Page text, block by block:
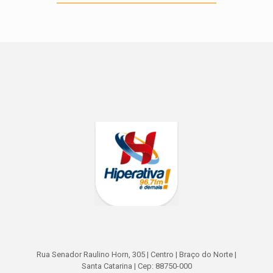
Rua Senador Raulino Horn, 305 | Centro | Braço do Norte |
Santa Catarina | Cep: 88750-000